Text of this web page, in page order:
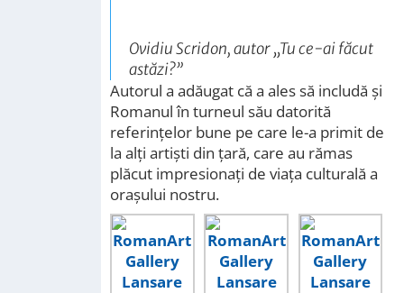
Ovidiu Scridon, autor „Tu ce-ai făcut
astăzi?”
Autorul a adăugat că a ales să includă și
Romanul în turneul său datorită
referințelor bune pe care le-a primit de
la alți artiști din țară, care au rămas
plăcut impresionați de viața culturală a
orașului nostru.